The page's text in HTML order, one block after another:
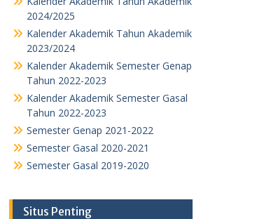
2024/2025
Kalender Akademik Tahun Akademik
2023/2024
Kalender Akademik Semester Genap
Tahun 2022-2023
Kalender Akademik Semester Gasal
Tahun 2022-2023
Semester Genap 2021-2022
Semester Gasal 2020-2021
Semester Gasal 2019-2020
Situs Penting